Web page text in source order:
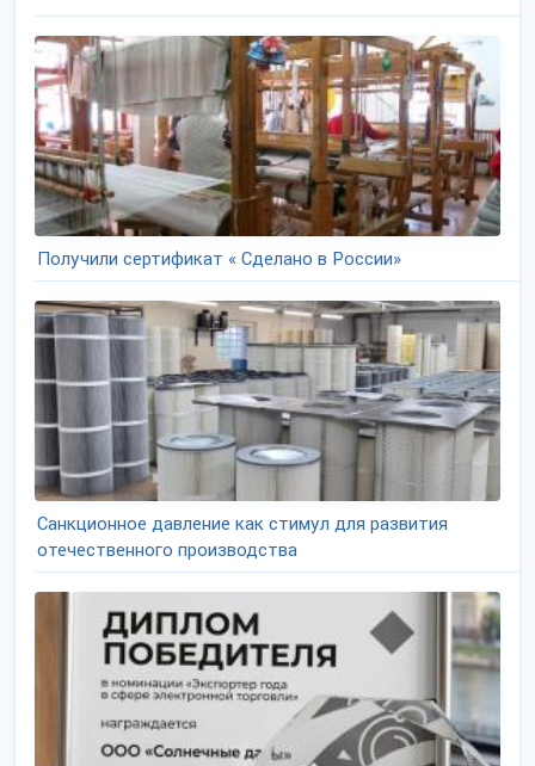
Получили сертификат « Сделано в России»
Санкционное давление как стимул для развития
отечественного производства